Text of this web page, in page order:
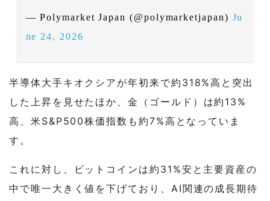
— Polymarket Japan (@polymarketjapan) Ju
ne 24, 2026
半導体大手キオクシアが年初来で約318%高と突出
した上昇を見せたほか、金（ゴールド）は約13%
高、米S&P500株価指数も約7%高となっていま
す。
これに対し、ビットコインは約31%安と主要資産の
中で唯一大きく値を下げており、AI関連の成長期待